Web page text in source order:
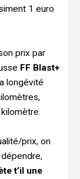
1 euro
prix par
FF Blast+
longévité
prix, on
t’il une